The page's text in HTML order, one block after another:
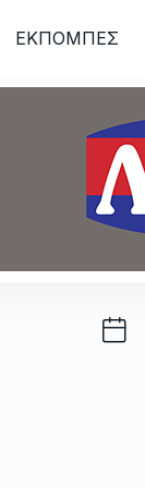
ΕΚΠΟΜΠΕΣ